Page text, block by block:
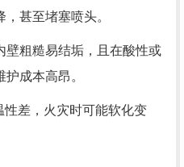
甚至堵塞喷头。
壁粗糙易结垢，且在酸性或
成本高昂。
差，火灾时可能软化变